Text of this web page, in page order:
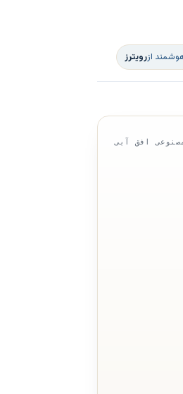
ازرویترز
افق آبی